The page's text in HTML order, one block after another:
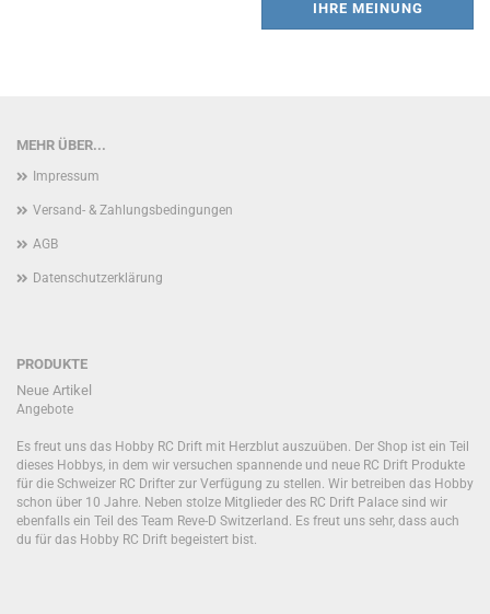
IHRE MEINUNG
MEHR ÜBER...
Impressum
Versand- & Zahlungsbedingungen
AGB
Datenschutzerklärung
PRODUKTE
Neue Artikel
Angebote
Es freut uns das Hobby RC Drift mit Herzblut auszuüben. Der Shop ist ein Teil
dieses Hobbys, in dem wir versuchen spannende und neue RC Drift Produkte
für die Schweizer RC Drifter zur Verfügung zu stellen. Wir betreiben das Hobby
schon über 10 Jahre. Neben stolze Mitglieder des RC Drift Palace sind wir
ebenfalls ein Teil des Team Reve-D Switzerland. Es freut uns sehr, dass auch
du für das Hobby RC Drift begeistert bist.